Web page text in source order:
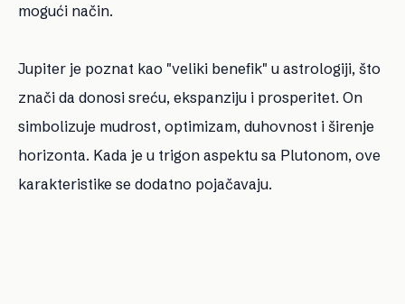
mogući način.
Jupiter je poznat kao "veliki benefik" u astrologiji, što
znači da donosi sreću, ekspanziju i prosperitet. On
simbolizuje mudrost, optimizam, duhovnost i širenje
horizonta. Kada je u trigon aspektu sa Plutonom, ove
karakteristike se dodatno pojačavaju.